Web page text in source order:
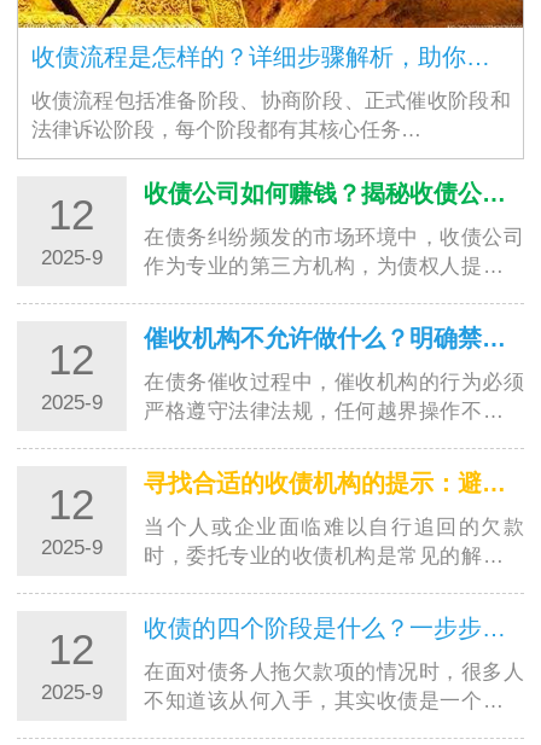
收债流程是怎样的？详细步骤解析，助你高效追回欠款
收债流程包括准备阶段、协商阶段、正式催收阶段和
法律诉讼阶段，每个阶段都有其核心任务…
12
2025-9
收债公司如何赚钱？揭秘收债公司的盈利模式
在债务纠纷频发的市场环境中，收债公司
作为专业的第三方机构，为债权人提供欠
说，收债公司如何赚钱是一个充满好奇的
问题。其实，收债公司的盈…
12
2025-9
催收机构不允许做什么？明确禁区，避免踩坑
在债务催收过程中，催收机构的行为必须
严格遵守法律法规，任何越界操作不仅会
陷入法律纠纷。了解催收机构不允许做的
事，既能帮助债务人维护…
12
2025-9
寻找合适的收债机构的提示：避开陷阱，选对专业帮手
当个人或企业面临难以自行追回的欠款
时，委托专业的收债机构是常见的解决方
不当，可能不仅追不回欠款，还会陷入法
律纠纷或遭受二次损失。因…
12
2025-9
收债的四个阶段是什么？一步步教你合法高效追回欠款
在面对债务人拖欠款项的情况时，很多人
不知道该从何入手，其实收债是一个有章